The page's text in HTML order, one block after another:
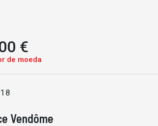
€
de moeda
Vendôme